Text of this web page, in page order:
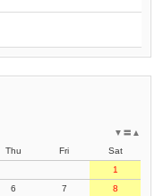
▲
〓
▼
Thu Fri
Sat
1
6 7
8